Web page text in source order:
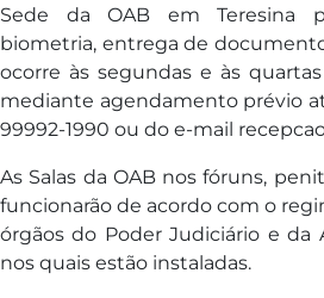
Sede da OAB em Teresina
biometria, entrega de
ocorre às segundas e às
mediante agendamento prévio
99992-1990 ou do e-mail
As Salas da OAB nos fóruns,
funcionarão de acordo com o
órgãos do Poder Judiciário e da
nos quais estão instaladas.